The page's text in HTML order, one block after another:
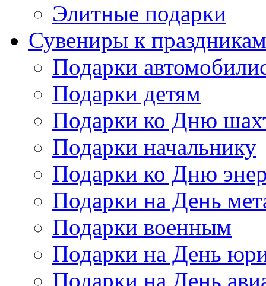
Элитные подарки
Сувениры к праздникам
Подарки
Подарки детям
Подарки ко Дню
Подарки начальнику
Подарки ко Дню
Подарки на День
Подарки военным
Подарки на День
Подарки на День